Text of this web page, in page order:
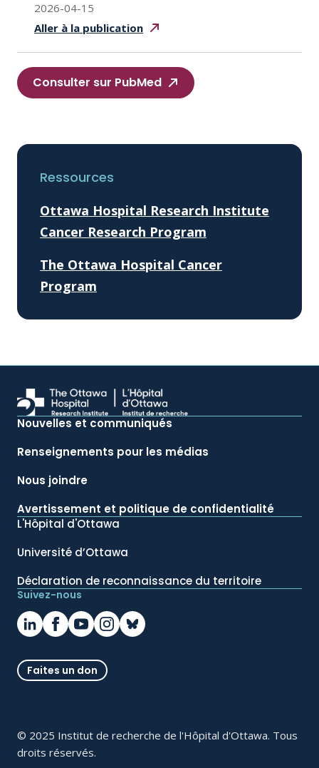
2026-04-15
Aller à la publication
Consulter sur PubMed
Ressources
Ottawa Hospital Research Institute
Cancer Research Program
The Ottawa Hospital Cancer
Program
Nouvelles et communiqués
Renseignements pour les médias
Nous joindre
Avertissement et politique de confidentialité
L'Hôpital d'Ottawa
Université d’Ottawa
Déclaration de reconnaissance du territoire
Suivez-nous
Faites un don
© 2025 Institut de recherche de l'Hôpital d'Ottawa. Tous
droits réservés.